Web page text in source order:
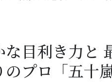
な目利き力と
プロ「五十